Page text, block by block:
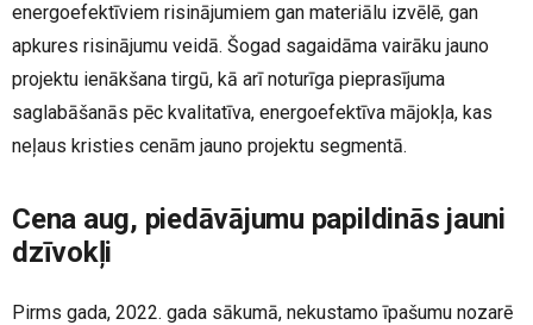
energoefektīviem risinājumiem gan materiālu izvēlē, gan
apkures risinājumu veidā. Šogad sagaidāma vairāku jauno
projektu ienākšana tirgū, kā arī noturīga pieprasījuma
saglabāšanās pēc kvalitatīva, energoefektīva mājokļa, kas
neļaus kristies cenām jauno projektu segmentā.
Cena aug, piedāvājumu papildinās jauni
dzīvokļi
Pirms gada, 2022. gada sākumā, nekustamo īpašumu nozarē